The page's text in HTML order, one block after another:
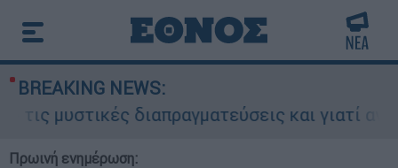
BREAKING NEWS:
διαπραγματεύσεις και γιατί αντιδρούν οι
Πρωινή ενημέρωση: